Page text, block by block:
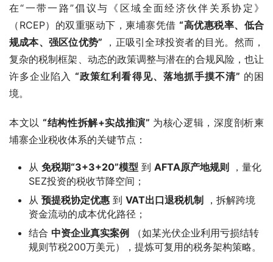
在“一带一路”倡议与《区域全面经济伙伴关系协定》
（RCEP）的双重驱动下，柬埔寨凭借 “高优惠税率、低合
规成本、强区位优势” ，正吸引全球投资者的目光。然而，
复杂的税制框架、动态的政策调整与潜在的合规风险，也让
许多企业陷入 “政策红利看得见、落地抓手摸不清” 的困
境。
本文以 “结构性拆解+实战推演” 为核心逻辑，深度剖析柬
埔寨企业税收体系的关键节点：
从 免税期“3+3+20”模型 到 AFTA原产地规则
，量化
SEZ投资的税收节降空间；
从 预提税协定优惠 到 VAT出口退税机制
，拆解跨境
资金流动的成本优化路径；
结合 中资企业真实案例
（如某光伏企业利用亏损结转
规则节税200万美元），提炼可复用的税务架构策略。